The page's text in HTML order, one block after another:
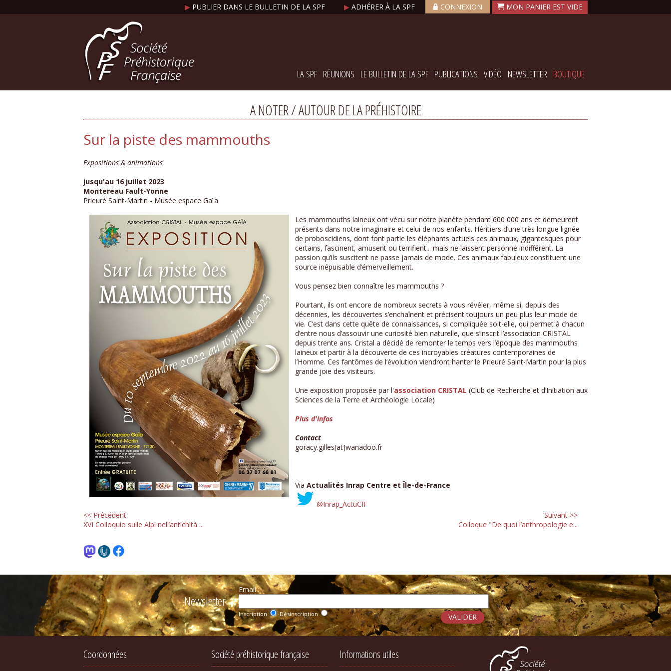
▶ PUBLIER DANS LE BULLETIN DE LA SPF ▶ ADHÉRER À LA SPF CONNEXION
LA SPF RÉUNIONS LE BULLETIN DE LA SPF PUBLICATIONS VIDÉO NEWSLETTER BOUTIQUE
A NOTER / AUTOUR DE LA PRÉHISTOIRE
Sur la piste des mammouths
Expositions & animations
jusqu'au 16 juillet 2023
Montereau Fault-Yonne
Prieuré Saint-Martin - Musée espace Gaïa
Les mammouths laineux ont vécu sur notre planète pendant 600 000 ans et demeurent
présents dans notre imaginaire et celui de nos enfants. Héritiers d’une très longue lignée
de proboscidiens, dont font partie les éléphants actuels ces animaux, gigantesques pour
certains, fascinent, amusent ou terrifient... mais ne laissent personne indifférent. La
passion qu’ils suscitent ne passe jamais de mode. Ces animaux fabuleux constituent une
source inépuisable d’émerveillement.
Vous pensez bien connaître les mammouths ?
Pourtant, ils ont encore de nombreux secrets à vous révéler, même si, depuis des
décennies, les découvertes s’enchaînent et précisent toujours un peu plus leur mode de
vie. C’est dans cette quête de connaissances, si compliquée soit-elle, qui permet à chacun
d’entre nous d’assouvir une curiosité bien naturelle, que s’inscrit l’association CRISTAL
depuis trente ans. Cristal a décidé de remonter le temps vers l’époque des mammouths
laineux et partir à la découverte de ces incroyables créatures contemporaines de
l’Homme. Ces fantômes de l’évolution viendront hanter le Prieuré Saint-Martin pour la plus
grande joie des visiteurs.
Une exposition proposée par l'association CRISTAL (Club de Recherche et d’Initiation aux
Sciences de la Terre et Archéologie Locale)
Plus d'infos
Contact
goracy.gilles[at]wanadoo.fr
Via Actualités Inrap Centre et Île-de-France
@Inrap_ActuCIF
<< Précédent
XVI Colloquio sulle Alpi nell’antichità ...
Suivant >>
Colloque "De quoi l’anthropologie e...
Newsletter
Email :
Inscription Désinscription
Coordonnées Société préhistorique française Informations utiles